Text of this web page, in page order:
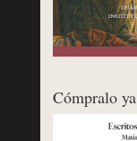
Cómpralo ya